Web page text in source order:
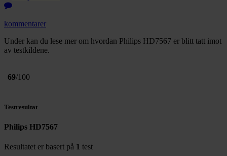
kommentarer
Under kan du lese mer om hvordan Philips HD7567 er blitt tatt imot
av testkildene.
69/100
Testresultat
Philips HD7567
Resultatet er basert på 1 test